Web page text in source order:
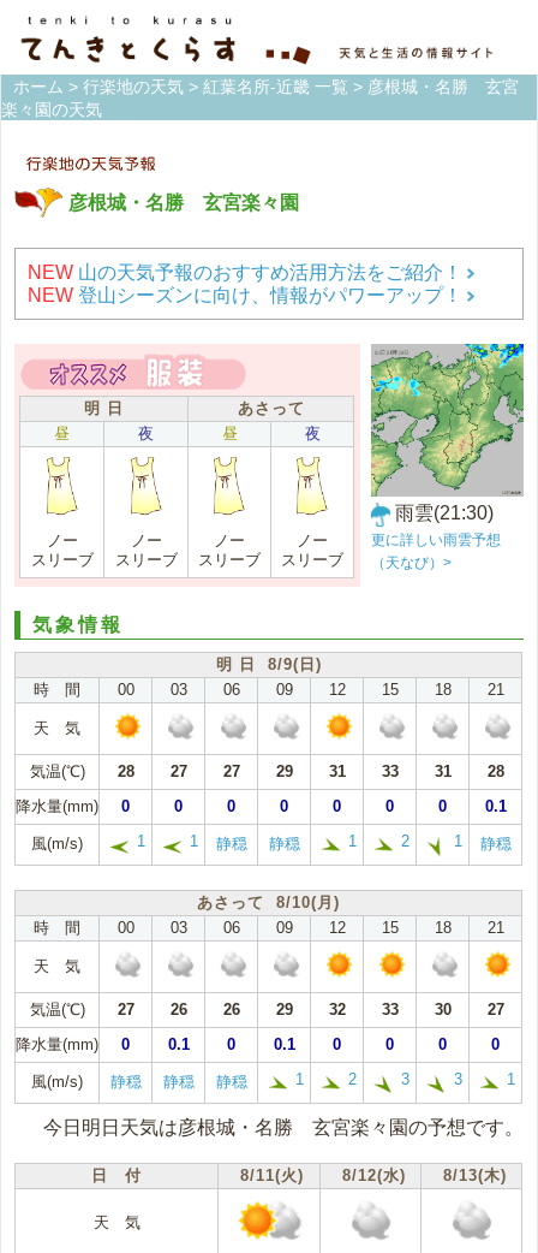
ホーム > 行楽地の天気 > 紅葉名所-近畿 一覧 > 彦根城・名勝 玄宮
楽々園の天気
彦根城・名勝 玄宮楽々園
NEW 山の天気予報のおすすめ活用方法をご紹介！
NEW 登山シーズンに向け、情報がパワーアップ！
明 日
あさって
昼
夜 昼 夜
ノー
スリーブ
ノー
スリーブ
ノー
スリーブ
ノー
スリーブ
雨雲(21:30)
更に詳しい雨雲予想
（天なび）>
気象情報
明 日 8/9(日)
時 間
00 03 06 09 12 15 18 21
天 気
気温(℃) 28 27 27 29 31 33 31
28
降水量(mm)
0 0 0 0 0 0 0 0.1
風(m/s) 1 1 静穏 静穏 1 2 1 静穏
あさって 8/10(月)
時 間
00 03 06 09 12 15 18 21
天 気
気温(℃) 27 26 26 29 32 33 30
27
降水量(mm)
0 0.1 0 0.1 0 0 0 0
風(m/s) 静穏 静穏 静穏 1 2 3 3 1
今日明日天気は彦根城・名勝 玄宮楽々園の予想です。
日 付 8/11(火) 8/12(水) 8/13(木)
天 気